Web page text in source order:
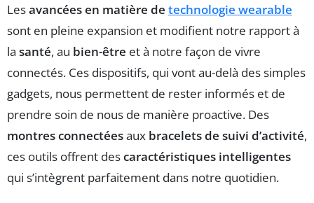
Lesavancées en matière de technologie wearable
sont en pleine expansion et modifient notre rapport à
la santé, au bien-être et à notre façon de vivre
connectés. Ces dispositifs, qui vont au-delà des simples
gadgets, nous permettent de rester informés et de
prendre soin de nous de manière proactive. Des
montres connectéesaux bracelets de suivi d’activité,
ces outils offrent descaractéristiques intelligentes
qui s’intègrent parfaitement dans notre quotidien.